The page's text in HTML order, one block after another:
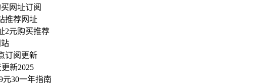
网址订阅
推荐网址
2元购买推荐
站
订阅更新
新2025
元30一年指南